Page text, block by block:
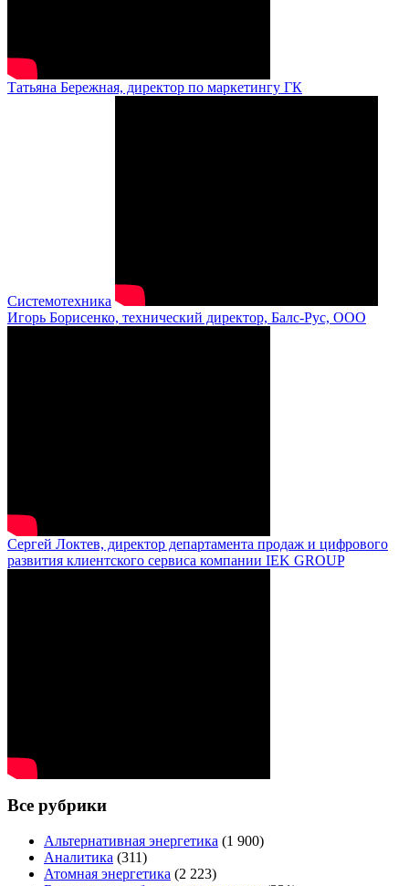
Татьяна Бережная, директор по маркетингу ГК
Системотехника
Игорь Борисенко, технический директор, Балс-Рус, ООО
Сергей Локтев, директор департамента продаж и цифрового
развития клиентского сервиса компании IEK GROUP
Все рубрики
Альтернативная энергетика (1 900)
Аналитика (311)
Атомная энергетика (2 223)